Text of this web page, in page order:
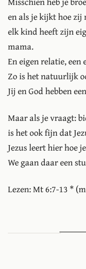
en als je kijkt hoe
elk kind heeft zijn
mama.
En eigen relatie,
Zo is het natuurlijk
Jij en God hebben
Maar als je vraagt:
is het ook fijn dat
Jezus leert hier hoe
We gaan daar een
Lezen: Mt 6:7-13 *